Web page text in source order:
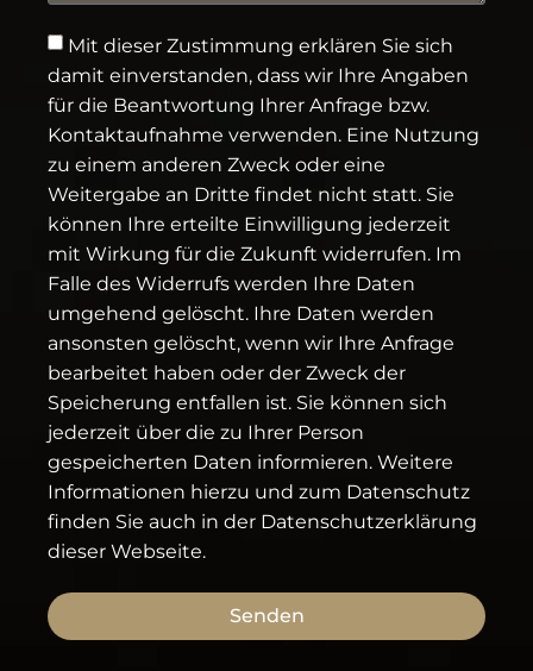
Mit dieser Zustimmung erklären Sie sich
damit einverstanden, dass wir Ihre Angaben
für die Beantwortung Ihrer Anfrage bzw.
Kontaktaufnahme verwenden. Eine Nutzung
zu einem anderen Zweck oder eine
Weitergabe an Dritte findet nicht statt. Sie
können Ihre erteilte Einwilligung jederzeit
mit Wirkung für die Zukunft widerrufen. Im
Falle des Widerrufs werden Ihre Daten
umgehend gelöscht. Ihre Daten werden
ansonsten gelöscht, wenn wir Ihre Anfrage
bearbeitet haben oder der Zweck der
Speicherung entfallen ist. Sie können sich
jederzeit über die zu Ihrer Person
gespeicherten Daten informieren. Weitere
Informationen hierzu und zum Datenschutz
finden Sie auch in der Datenschutzerklärung
dieser Webseite.
Senden